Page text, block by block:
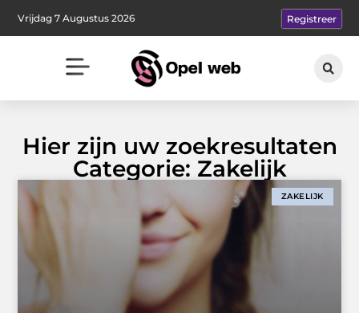
Vrijdag 7 Augustus 2026 Registreer
Hier zijn uw zoekresultaten
Categorie: Zakelijk
ZAKELIJK